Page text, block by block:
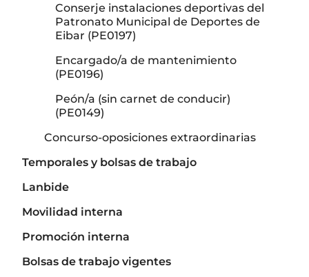
Conserje instalaciones deportivas del
Patronato Municipal de Deportes de
Eibar (PE0197)
Encargado/a de mantenimiento
(PE0196)
Peón/a (sin carnet de conducir)
(PE0149)
Concurso-oposiciones extraordinarias
Temporales y bolsas de trabajo
Lanbide
Movilidad interna
Promoción interna
Bolsas de trabajo vigentes